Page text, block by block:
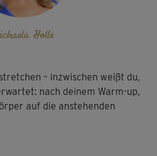
– inzwischen weißt du,
nach deinem Warm-up,
auf die anstehenden
du gemeinsam mit
Holle